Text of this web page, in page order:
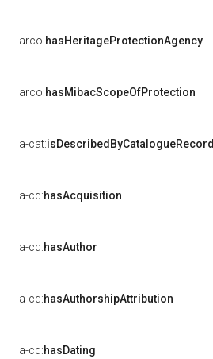
arco:hasHeritageProtectionAgency
arco:hasMibacScopeOfProtection
a-cat:isDescribedByCatalogueRecord
a-cd:hasAcquisition
a-cd:hasAuthor
a-cd:hasAuthorshipAttribution
a-cd:hasDating